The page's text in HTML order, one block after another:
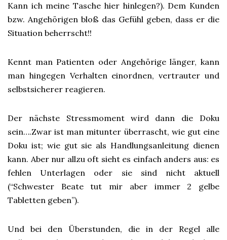
Kann ich meine Tasche hier hinlegen?). Dem Kunden
bzw. Angehörigen bloß das Gefühl geben, dass er die
Situation beherrscht!!
Kennt man Patienten oder Angehörige länger, kann
man hingegen Verhalten einordnen, vertrauter und
selbstsicherer reagieren.
Der nächste Stressmoment wird dann die Doku
sein….Zwar ist man mitunter überrascht, wie gut eine
Doku ist; wie gut sie als Handlungsanleitung dienen
kann. Aber nur allzu oft sieht es einfach anders aus: es
fehlen Unterlagen oder sie sind nicht aktuell
(“Schwester Beate tut mir aber immer 2 gelbe
Tabletten geben”).
Und bei den Überstunden, die in der Regel alle